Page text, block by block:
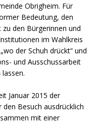
Obrigheim. Für
Bedeutung, den
den Bürgerinnen und
im Wahlkreis
der Schuh drückt“ und
und Ausschussarbeit
Januar 2015 der
Besuch ausdrücklich
mit einer